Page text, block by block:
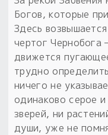
Богов, которые
Здесь
чертог Чернобога
движется
трудно
ничего не
одинаково серое
зверей, ни
души, уже не